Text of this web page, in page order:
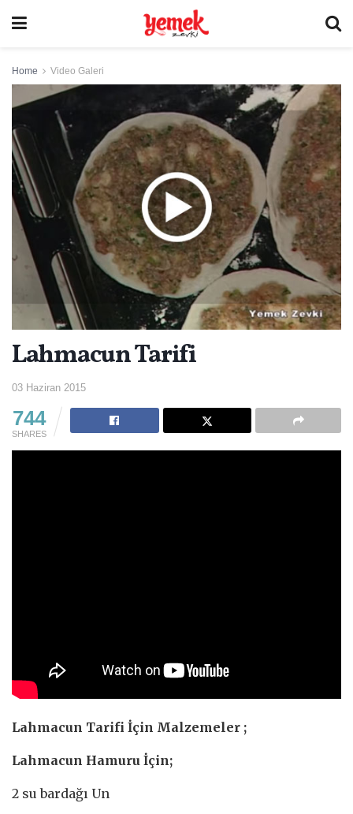
Home Video Galeri
Lahmacun Tarifi
03 Haziran 2015
744
SHARES
Lahmacun Tarifi İçin Malzemeler ;
Lahmacun Hamuru İçin;
2 su bardağı Un